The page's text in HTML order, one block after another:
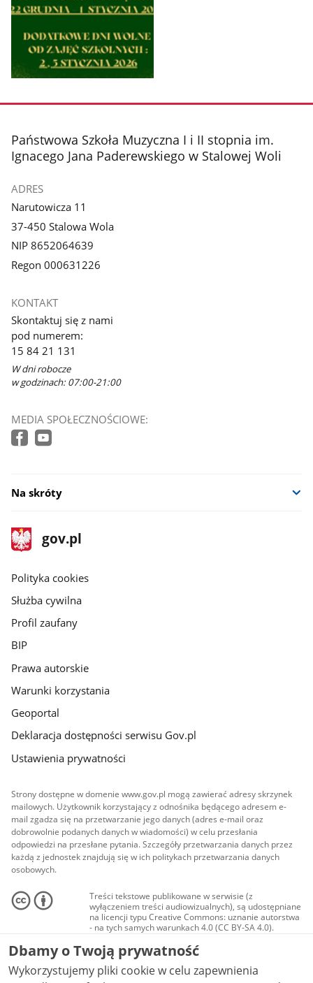
zdjęcie
galerii.
stopka
Państwowa Szkoła Muzyczna I i II stopnia im.
Ignacego Jana Paderewskiego w Stalowej Woli
ADRES
Narutowicza 11
37-450 Stalowa Wola
NIP 8652064639
Regon 000631226
KONTAKT
Skontaktuj się z nami
pod numerem:
15 84 21 131
W dni robocze
w godzinach: 07:00-21:00
MEDIA SPOŁECZNOŚCIOWE:
Na skróty
stopka
gov.pl
Strona
gov.pl
gov.pl
Polityka cookies
Służba cywilna
Profil zaufany
BIP
Prawa autorskie
Warunki korzystania
Geoportal
Deklaracja dostępności serwisu Gov.pl
Ustawienia prywatności
Strony dostępne w domenie www.gov.pl mogą zawierać adresy skrzynek
mailowych. Użytkownik korzystający z odnośnika będącego adresem e-
mail zgadza się na przetwarzanie jego danych (adres e-mail oraz
dobrowolnie podanych danych w wiadomości) w celu przesłania
odpowiedzi na przesłane pytania. Szczegóły przetwarzania danych przez
każdą z jednostek znajdują się w ich politykach przetwarzania danych
osobowych.
Treści tekstowe publikowane w serwisie (z
wyłączeniem treści audiowizualnych), są udostępniane
na licencji typu Creative Commons: uznanie autorstwa
- na tych samych warunkach 4.0 (CC BY-SA 4.0).
Materiały audiowizualne, w tym zdjęcia, materiały
audio i wideo, są udostępniane na licencji typu
Creative Commons: uznanie autorstwa użycie
niekomercyjne - bez utworów zależnych 4.0 (CC BY-
NC-ND 4.0), o ile nie jest to stwierdzone inaczej.
Dbamy o Twoją prywatność
Wykorzystujemy pliki cookie w celu zapewnienia